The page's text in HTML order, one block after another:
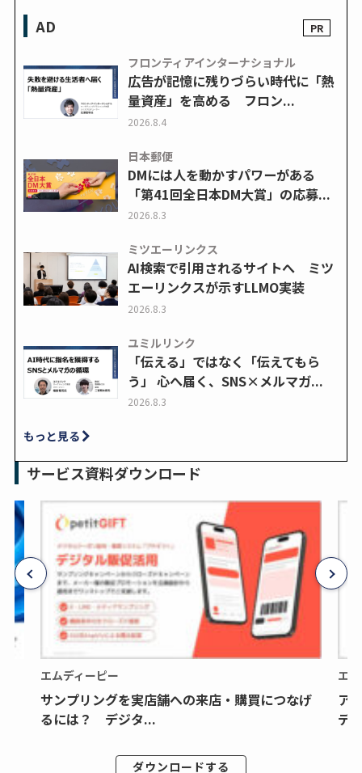
AD
フロンティアインターナショナル
広告が記憶に残りづらい時代に「熱
量資産」を高める フロン...
2026.8.4
日本郵便
DMには人を動かすパワーがある
「第41回全日本DM大賞」の応募...
2026.8.3
ミツエーリンクス
AI検索で引用されるサイトへ ミツ
エーリンクスが示すLLMO実装
2026.8.3
ユミルリンク
「伝える」ではなく「伝えてもら
う」 心へ届く、SNS×メルマガ...
2026.8.3
もっと見る
サービス資料ダウンロード
エムディーピー
サンプリングを実店舗への来店・購買につなげ
るには？ デジタ...
ダウンロードする
エ
ア
デ